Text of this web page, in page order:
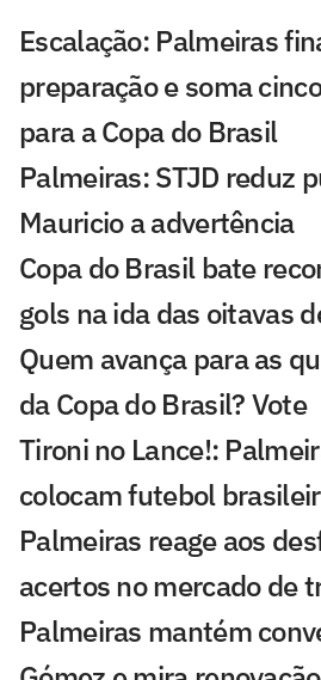
Escalação: Palmeiras
preparação e soma
para a Copa do Brasil
Palmeiras: STJD reduz
Mauricio a advertência
Copa do Brasil bate
gols na ida das oitavas
Quem avança para as
da Copa do Brasil? Vote
Tironi no Lance!:
colocam futebol
Palmeiras reage aos
acertos no mercado de
Palmeiras mantém